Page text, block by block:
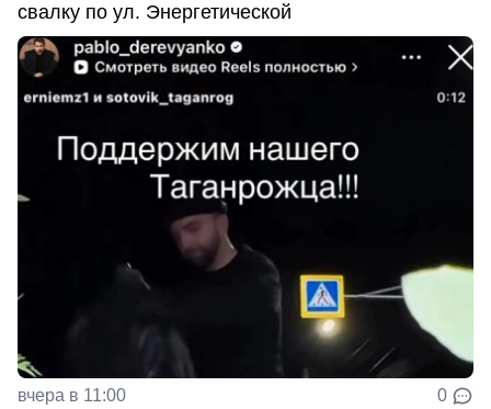
свалку по ул. Энергетической
вчера в 11:00 0